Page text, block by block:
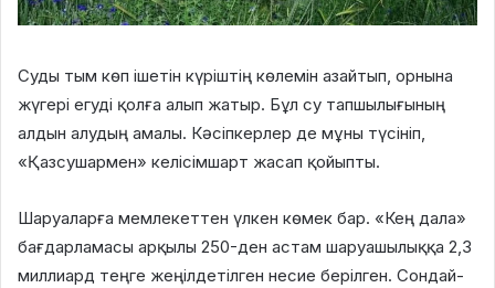
Суды тым көп ішетін күріштің көлемін азайтып, орнына
жүгері егуді қолға алып жатыр. Бұл су тапшылығының
алдын алудың амалы. Кәсіпкерлер де мұны түсініп,
«Қазсушармен» келісімшарт жасап қойыпты.
Шаруаларға мемлекеттен үлкен көмек бар. «Кең дала»
бағдарламасы арқылы 250-ден астам шаруашылыққа 2,3
миллиард теңге жеңілдетілген несие берілген. Сондай-